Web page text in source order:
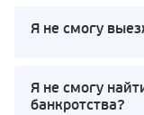
Я не смогу
Я не смогу
банкротства?